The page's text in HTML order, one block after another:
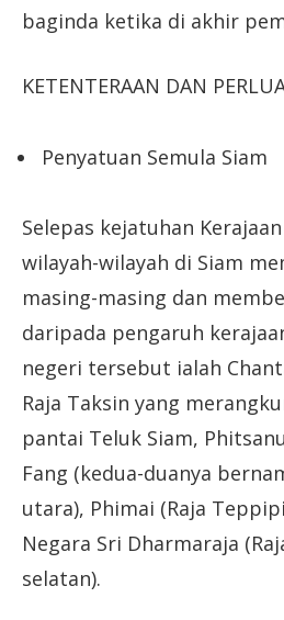
baginda ketika di akhir
KETENTERAAN DAN
Penyatuan Semula Siam
Selepas kejatuhan
wilayah-wilayah di Siam
masing-masing dan
daripada pengaruh
negeri tersebut ialah
Raja Taksin yang
pantai Teluk Siam,
Fang (kedua-duanya
utara), Phimai (Raja
Negara Sri Dharmaraja
selatan).